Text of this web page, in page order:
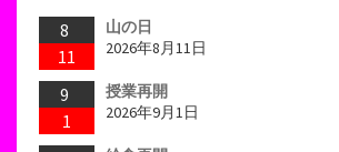
8
11
山の日
2026年8月11日
9
1
授業再開
2026年9月1日